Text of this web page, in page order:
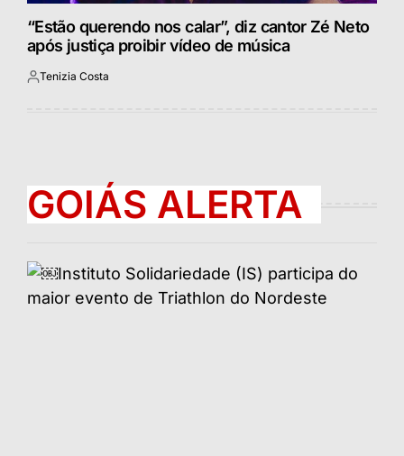
“Estão querendo nos calar”, diz cantor Zé Neto
após justiça proibir vídeo de música
Postado
Tenizia Costa
GOIÁS ALERTA